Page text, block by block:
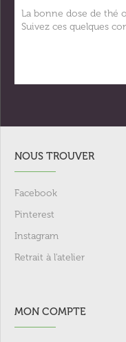
La bonne dose de thé
Suivez ces quelques
NOUS TROUVER
Facebook
Pinterest
Instagram
Retrait à l'atelier
MON COMPTE